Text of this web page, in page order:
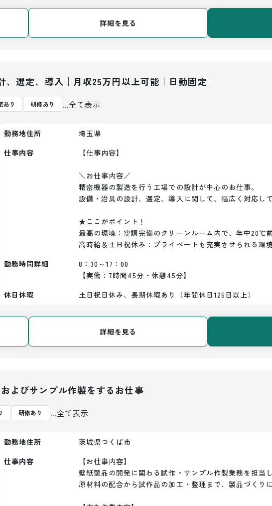
詳細を見る
選定、導入│月収25万円以上可能│日勤固定
あり 研修あり ...全て表示
勤務地住所
埼玉県
仕事内容
【仕事内容】
＼お仕事内容／
精密機器の製造を行う工場での設計が中心のお仕事。
設備・治具の設計、選定、導入に関して、幅広く対応し
★ここがポイント！
最高の環境：空調完備のクリーンルーム内で、年中20℃
高時給＆土日祝休み：プライベートも充実させられる環境
勤務時間詳細
8：30～17：00
【実働：7時間45分・休憩45分】
休日休暇
土日祝日休み、長期休暇あり（年間休日125日以上）
詳細を見る
よびサンプル作製をするお仕事
研修あり ...全て表示
勤務地住所
茨城県つくば市
仕事内容
【お仕事内容】
壁紙製品の開発に関わる試作・サンプル作製業務を担当
原材料の配合から試作品の加工・整理まで、製品づくり